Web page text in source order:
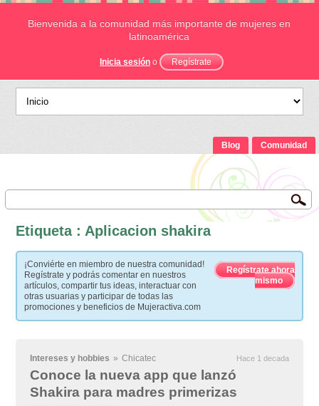
Bienvenida a la comunidad más importante de mujeres en
latinoamérica
Inicia sesión o Regístrate
Blog Comunidad
Etiqueta : Aplicacion shakira
¡Conviérte en miembro de nuestra comunidad!
Regístrate y podrás comentar en nuestros
artículos, compartir tus ideas, interactuar con
otras usuarias y participar de todas las
promociones y beneficios de Mujeractiva.com
Regístrate ahora
mismo
Intereses y hobbies » Chicatec Hace 1 decada
Conoce la nueva app que lanzó
Shakira para madres primerizas